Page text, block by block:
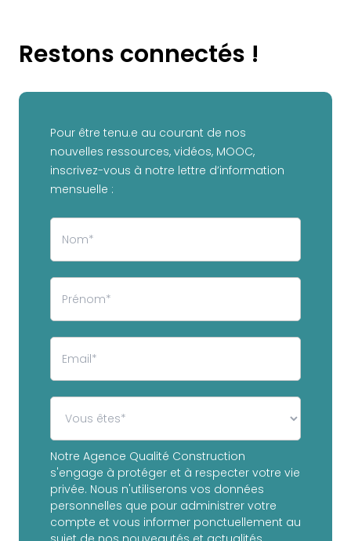
Restons connectés !
Pour être tenu.e au courant de nos
nouvelles ressources, vidéos, MOOC,
inscrivez-vous à notre lettre d’information
mensuelle :
Notre Agence Qualité Construction
s'engage à protéger et à respecter votre vie
privée. Nous n'utiliserons vos données
personnelles que pour administrer votre
compte et vous informer ponctuellement au